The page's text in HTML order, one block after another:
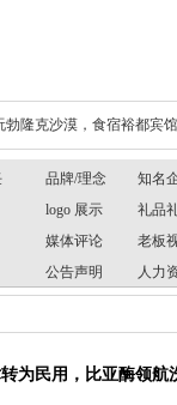
隆克沙漠，食宿裕都宾馆
品牌/理念
知名
logo 展示
礼品
媒体评论
老板
公告声明 人力
为民用，比亚酶领航